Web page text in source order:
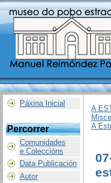
Páxina Inicial
Percorrer
Comunidades
e Coleccións
Data Publicación
Autor
A
A